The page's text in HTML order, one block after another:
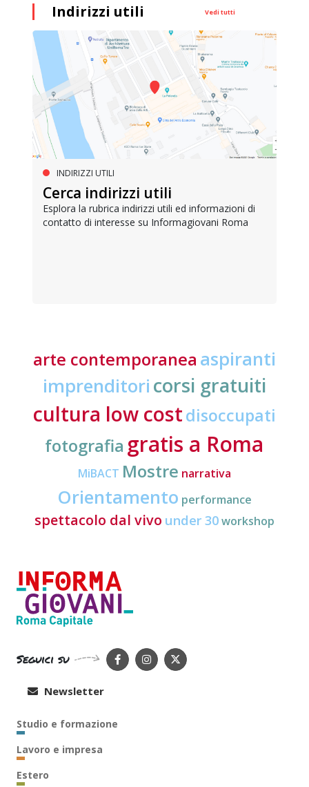
Indirizzi utili Vedi tutti
INDIRIZZI UTILI
Cerca indirizzi utili
Esplora la rubrica indirizzi utili ed informazioni di
contatto di interesse su Informagiovani Roma
arte contemporanea aspiranti
imprenditori corsi gratuiti
cultura low costdisoccupati
fotografia gratis a Roma
MiBACT Mostre narrativa
Orientamento performance
spettacolo dal vivo under 30workshop
Seguici su
Newsletter
Studio e formazione
Lavoro e impresa
Estero